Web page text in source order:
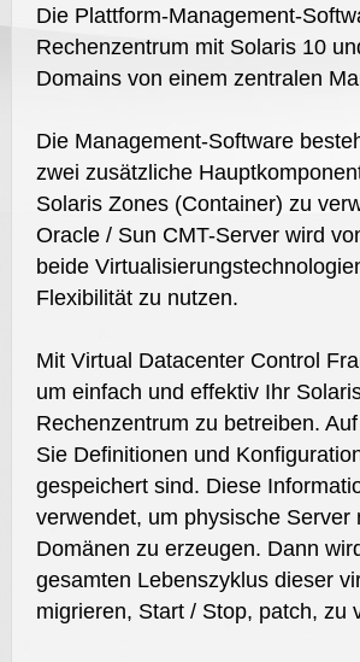
Die Plattform-Management-
Rechenzentrum mit Solaris 10
Domains von einem zentralen
Die Management-Software
zwei zusätzliche
Solaris Zones (Container) zu
Oracle / Sun CMT-Server wird
beide
Flexibilität zu nutzen.
Mit Virtual Datacenter Control
um einfach und effektiv Ihr
Rechenzentrum zu betreiben.
Sie Definitionen und
gespeichert sind. Diese
verwendet, um physische
Domänen zu erzeugen. Dann
gesamten Lebenszyklus dieser
migrieren, Start / Stop, patch, zu